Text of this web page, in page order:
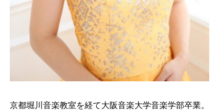
京都堀川音楽教室を経て大阪音楽大学音楽学部卒業。